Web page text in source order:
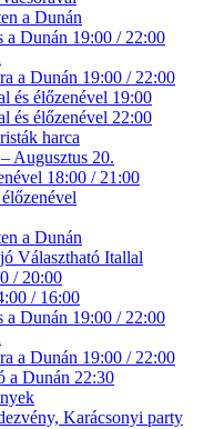
a Dunán
a Dunán 19:00 / 22:00
a Dunán 19:00 / 22:00
és élőzenével 19:00
és élőzenével 22:00
harca
Augusztus 20.
18:00 / 21:00
a Dunán
Választható Itallal
/ 20:00
/ 16:00
a Dunán 19:00 / 22:00
a Dunán 19:00 / 22:00
a Dunán 22:30
Karácsonyi party